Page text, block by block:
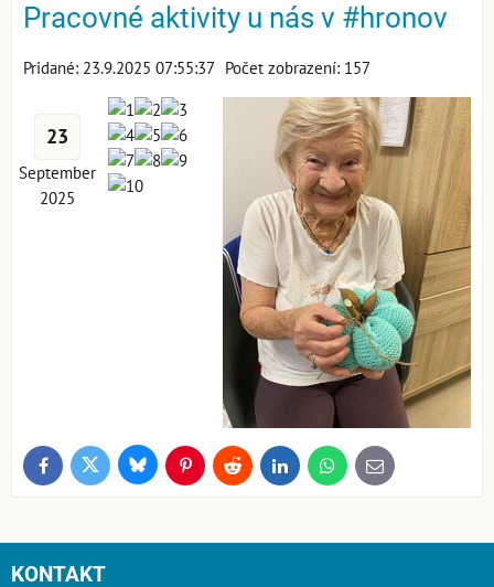
Pracovné aktivity u nás v #hronov
Pridané: 23.9.2025 07:55:37 Počet zobrazení: 157
23
September
2025
FacebookTwitter BlueskyPinterestReddit LinkedInWhatsApp
E-
mail
KONTAKT